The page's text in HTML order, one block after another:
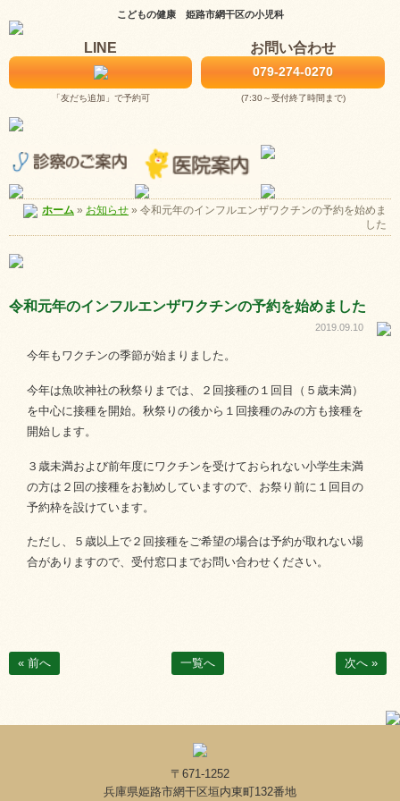
こどもの健康 姫路市網干区の小児科
LINE
「友だち追加」で予約可
お問い合わせ
079-274-0270
(7:30～受付終了時間まで)
ホーム » お知らせ » 令和元年のインフルエンザワクチンの予約を始めま
した
令和元年のインフルエンザワクチンの予約を始めました
2019.09.10
今年もワクチンの季節が始まりました。
今年は魚吹神社の秋祭りまでは、２回接種の１回目（５歳未満）
を中心に接種を開始。秋祭りの後から１回接種のみの方も接種を
開始します。
３歳未満および前年度にワクチンを受けておられない小学生未満
の方は２回の接種をお勧めしていますので、 お祭り前に １回目の
予約枠を設けています。
ただし、５歳以上で２回接種をご希望の場合は予約が取れない場
合がありますので、受付窓口までお問い合わせください。
« 前へ 一覧へ 次へ »
〒671-1252
兵庫県姫路市網干区垣内東町132番地